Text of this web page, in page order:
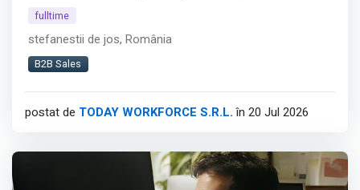
alimentară, recrutăm un Agent de Vânzări HoReCa
creșterea vânzărilor în zona restaurantelor, cafenelelor și
altor locații HoReCa din București.︇︃︅︎︃︊︉︎​️︀︆︋​︁︁️︀​︋️︎︌​️︊︊︆︅︃︋︋︊︃︌︍
Afișează tot
fulltime
stefanestii de jos, România
B2B Sales
postat de TODAY WORKFORCE S.R.L. în 20 Jul 2026